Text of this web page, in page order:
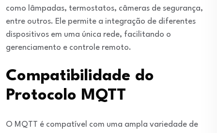
como lâmpadas, termostatos, câmeras de segurança,
entre outros. Ele permite a integração de diferentes
dispositivos em uma única rede, facilitando o
gerenciamento e controle remoto.
Compatibilidade do
Protocolo MQTT
O MQTT é compatível com uma ampla variedade de